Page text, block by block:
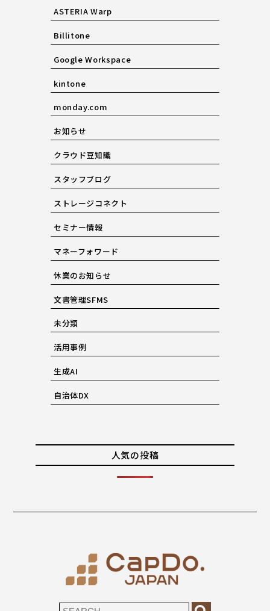
ASTERIA Warp
Billitone
Google Workspace
kintone
monday.com
お知らせ
クラウド豆知識
スタッフブログ
ストレージコネクト
セミナー情報
マネーフォワード
休業のお知らせ
文書管理SFMS
未分類
活用事例
生成AI
自治体DX
人気の投稿